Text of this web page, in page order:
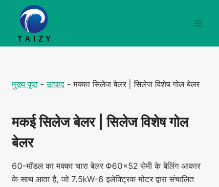
content
मुख्य पृष्ठ-उत्पाद -मक्का सिलेज बेलर | सिलेज विशेष गोल बेलर
मकई सिलेज बेलर | सिलेज विशेष गोल
बेलर
60-मॉडल का मक्का चारा बेलर Φ60×52 सेमी के बेलिंग आकार
के साथ आता है, जो 7.5kW-6 इलेक्ट्रिक मोटर द्वारा संचालित